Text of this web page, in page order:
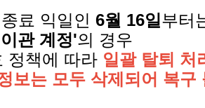
료 익일인 6월 16일 부터
관 계정'의 경우
정책에 따라 일괄 탈퇴 처
보는 모두 삭제되어 복구